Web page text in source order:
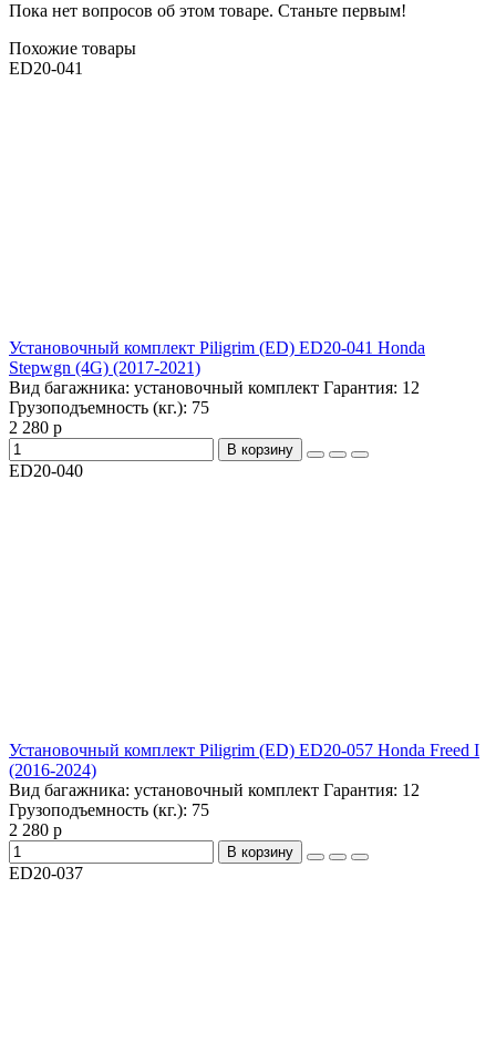
Пока нет вопросов об этом товаре. Станьте первым!
Похожие товары
ED20-041
Установочный комплект Piligrim (ED) ED20-041 Honda
Stepwgn (4G) (2017-2021)
Вид багажника: установочный комплект Гарантия: 12
Грузоподъемность (кг.): 75
2 280 р
В корзину
ED20-040
Установочный комплект Piligrim (ED) ED20-057 Honda Freed I
(2016-2024)
Вид багажника: установочный комплект Гарантия: 12
Грузоподъемность (кг.): 75
2 280 р
В корзину
ED20-037